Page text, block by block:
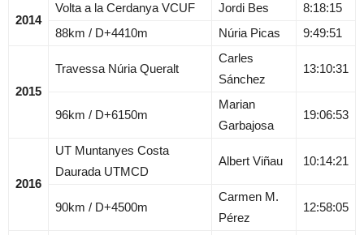
2014
Volta a la Cerdanya VCUF Jordi Bes
8:18:15
88km / D+4410m
Núria Picas 9:49:51
2015
Travessa Núria Queralt
Carles
Sánchez
13:10:31
96km / D+6150m
Marian
Garbajosa
19:06:53
2016
UT Muntanyes Costa
Daurada UTMCD
Albert Viñau 10:14:21
90km / D+4500m
Carmen M.
Pérez
12:58:05